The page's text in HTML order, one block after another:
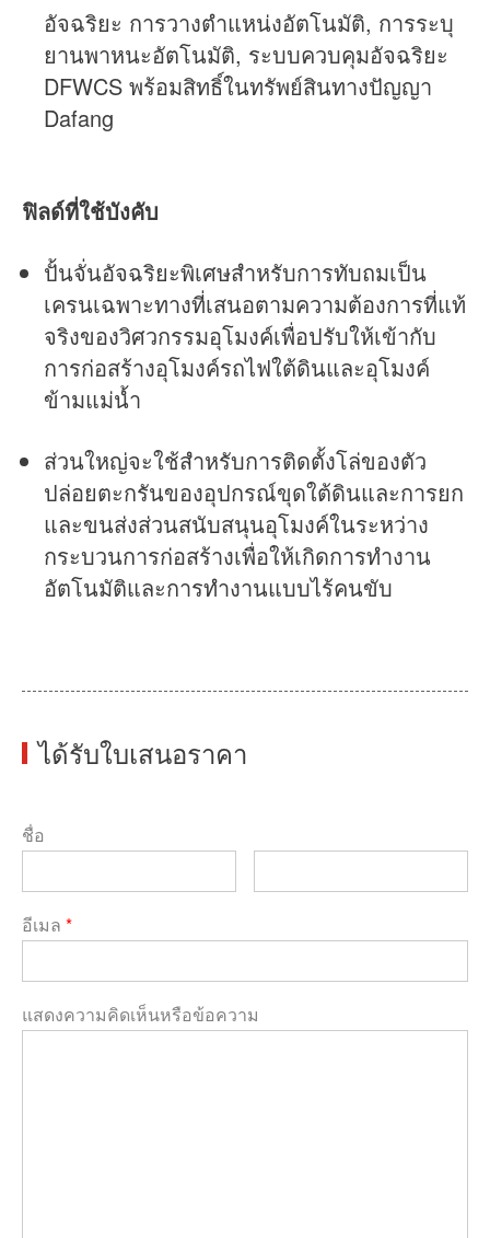
อัจฉริยะ การวางตำแหน่งอัตโนมัติ, การระบุ
ยานพาหนะอัตโนมัติ, ระบบควบคุมอัจฉริยะ
DFWCS พร้อมสิทธิ์ในทรัพย์สินทางปัญญา
Dafang
ฟิลด์ที่ใช้บังคับ
ปั้นจั่นอัจฉริยะพิเศษสำหรับการทับถมเป็น
เครนเฉพาะทางที่เสนอตามความต้องการที่แท้
จริงของวิศวกรรมอุโมงค์เพื่อปรับให้เข้ากับ
การก่อสร้างอุโมงค์รถไฟใต้ดินและอุโมงค์
ข้ามแม่น้ำ
ส่วนใหญ่จะใช้สำหรับการติดตั้งโล่ของตัว
ปล่อยตะกรันของอุปกรณ์ขุดใต้ดินและการยก
และขนส่งส่วนสนับสนุนอุโมงค์ในระหว่าง
กระบวนการก่อสร้างเพื่อให้เกิดการทำงาน
อัตโนมัติและการทำงานแบบไร้คนขับ
ได้รับใบเสนอราคา
ชื่อ
อีเมล *
แสดงความคิดเห็นหรือข้อความ